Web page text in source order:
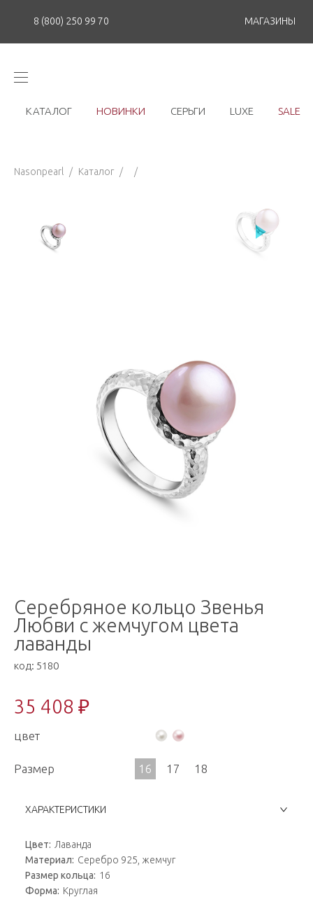
8 (800) 250 99 70 МАГАЗИНЫ
КАТАЛОГ НОВИНКИ СЕРЬГИ LUXE SALE
Nasonpearl / Каталог / /
Серебряное кольцо Звенья
Любви с жемчугом цвета
лаванды
код: 5180
35 408 ₽
цвет
Размер 16 17 18
ХАРАКТЕРИСТИКИ
Цвет: Лаванда
Материал: Серебро 925, жемчуг
Размер кольца: 16
Форма: Круглая